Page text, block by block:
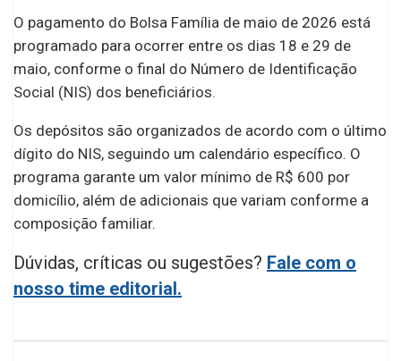
O pagamento do Bolsa Família de maio de 2026 está
programado para ocorrer entre os dias 18 e 29 de
maio, conforme o final do Número de Identificação
Social (NIS) dos beneficiários.
Os depósitos são organizados de acordo com o último
dígito do NIS, seguindo um calendário específico. O
programa garante um valor mínimo de R$ 600 por
domicílio, além de adicionais que variam conforme a
composição familiar.
Dúvidas, críticas ou sugestões? Fale com o
nosso time editorial.